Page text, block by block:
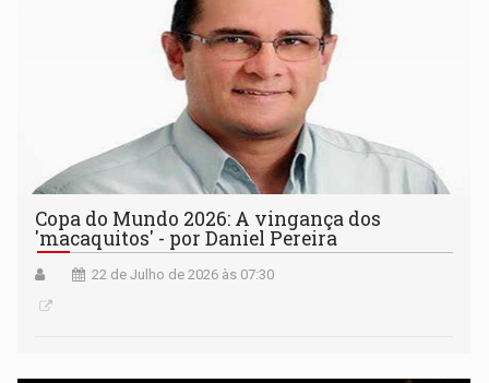
Copa do Mundo 2026: A vingança dos
'macaquitos' - por Daniel Pereira
22 de Julho de 2026 às 07:30